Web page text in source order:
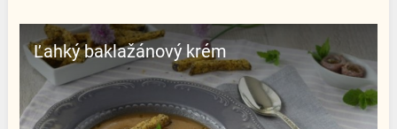
Ľahký baklažánový krém